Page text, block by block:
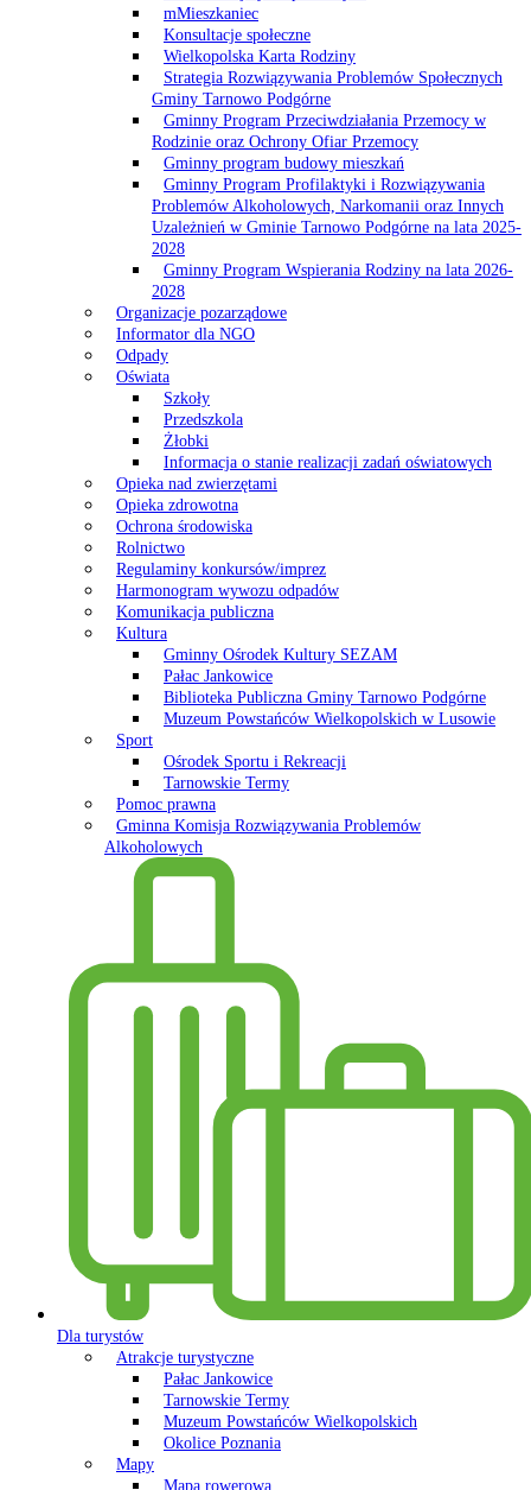
mMieszkaniec
Konsultacje społeczne
Wielkopolska Karta Rodziny
Strategia Rozwiązywania Problemów Społecznych
Gminy Tarnowo Podgórne
Gminny Program Przeciwdziałania Przemocy w
Rodzinie oraz Ochrony Ofiar Przemocy
Gminny program budowy mieszkań
Gminny Program Profilaktyki i Rozwiązywania
Problemów Alkoholowych, Narkomanii oraz Innych
Uzależnień w Gminie Tarnowo Podgórne na lata 2025-
2028
Gminny Program Wspierania Rodziny na lata 2026-
2028
Organizacje pozarządowe
Informator dla NGO
Odpady
Oświata
Szkoły
Przedszkola
Żłobki
Informacja o stanie realizacji zadań oświatowych
Opieka nad zwierzętami
Opieka zdrowotna
Ochrona środowiska
Rolnictwo
Regulaminy konkursów/imprez
Harmonogram wywozu odpadów
Komunikacja publiczna
Kultura
Gminny Ośrodek Kultury SEZAM
Pałac Jankowice
Biblioteka Publiczna Gminy Tarnowo Podgórne
Muzeum Powstańców Wielkopolskich w Lusowie
Sport
Ośrodek Sportu i Rekreacji
Tarnowskie Termy
Pomoc prawna
Gminna Komisja Rozwiązywania Problemów
Alkoholowych
Dla turystów
Atrakcje turystyczne
Pałac Jankowice
Tarnowskie Termy
Muzeum Powstańców Wielkopolskich
Okolice Poznania
Mapy
Mapa rowerowa